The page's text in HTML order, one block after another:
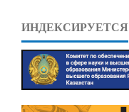
ИНДЕКСИРУЕТСЯ